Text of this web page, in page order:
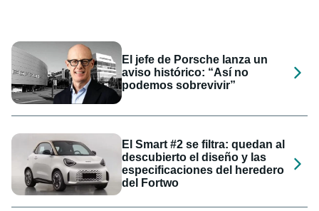
El jefe de Porsche lanza un
aviso histórico: “Así no
podemos sobrevivir”
El Smart #2 se filtra: quedan al
descubierto el diseño y las
especificaciones del heredero
del Fortwo